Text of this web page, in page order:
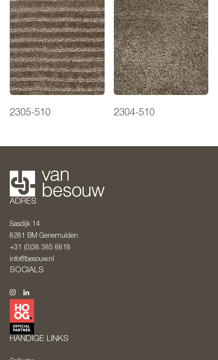
2305-510 2304-510
ADRES
Sasdijk 14
8281 BM Genemuiden
+31 (0)38 385 8818
info@besouw.nl
SOCIALS
HANDIGE LINKS